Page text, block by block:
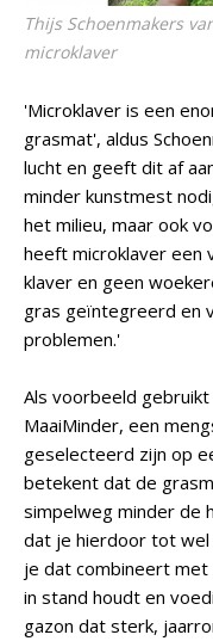
Thijs Schoenmakers
microklaver
'Microklaver is een
grasmat', aldus
lucht en geeft dit af
minder kunstmest
het milieu, maar ook
heeft microklaver een
klaver en geen
gras geïntegreerd en
problemen.'
Als voorbeeld gebruikt
MaaiMinder, een
geselecteerd zijn op
betekent dat de
simpelweg minder de
dat je hierdoor tot wel
je dat combineert met
in stand houdt en
gazon dat sterk,